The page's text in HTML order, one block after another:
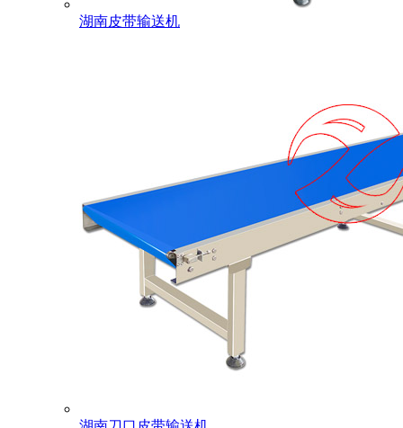
湖南皮带输送机